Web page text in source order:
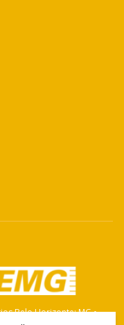
Belo Horizonte: MG •